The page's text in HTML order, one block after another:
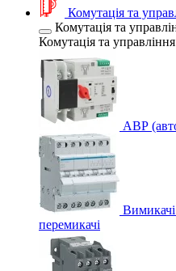
Комутація та
Комутація та
Комутація та управління
АВР
перемикачі